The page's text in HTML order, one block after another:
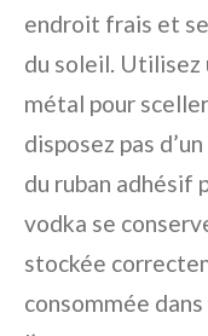
endroit frais et
du soleil. Utilisez
métal pour
disposez pas
du ruban adhésif
vodka se
stockée
consommée